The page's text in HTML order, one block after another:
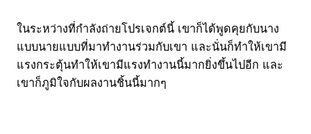
ในระหว่างที่กำลังถ่ายโปรเจกต์นี้ เขาก็ได้พูดคุยกับนาง
แบบนายแบบที่มาทำงานร่วมกับเขา และนั่นก็ทำให้เขามี
แรงกระตุ้นทำให้เขามีแรงทำงานนี้มากยิ่งขึ้นไปอีก และ
เขาก็ภูมิใจกับผลงานชิ้นนี้มากๆ